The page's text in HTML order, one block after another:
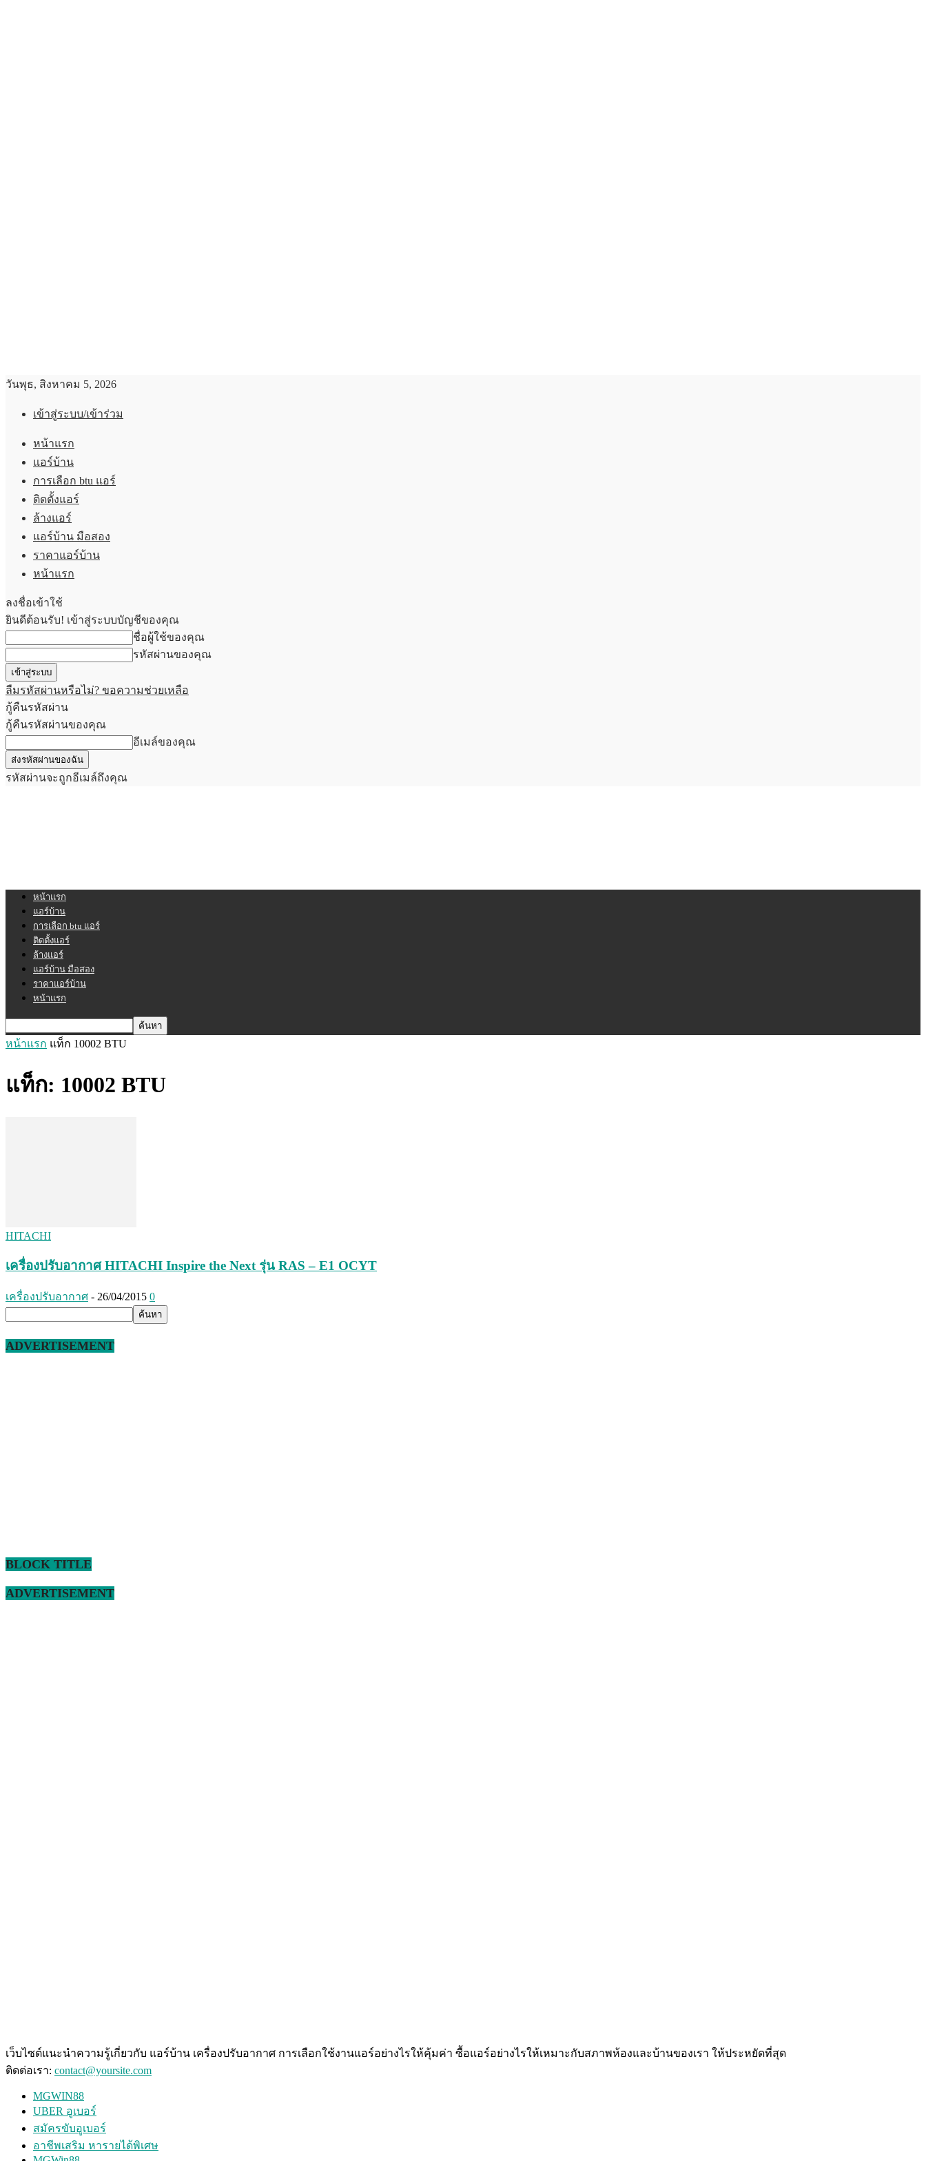
วันพุธ, สิงหาคม 5, 2026
เข้าสู่ระบบ/เข้าร่วม
หน้าแรก
แอร์บ้าน
การเลือก btu แอร์
ติดตั้งแอร์
ล้างแอร์
แอร์บ้าน มือสอง
ราคาแอร์บ้าน
หน้าแรก
ลงชื่อเข้าใช้
ยินดีต้อนรับ! เข้าสู่ระบบบัญชีของคุณ
ชื่อผู้ใช้ของคุณ
รหัสผ่านของคุณ
ลืมรหัสผ่านหรือไม่? ขอความช่วยเหลือ
กู้คืนรหัสผ่าน
กู้คืนรหัสผ่านของคุณ
อีเมล์ของคุณ
รหัสผ่านจะถูกอีเมล์ถึงคุณ
หน้าแรก
แอร์บ้าน
การเลือก btu แอร์
ติดตั้งแอร์
ล้างแอร์
แอร์บ้าน มือสอง
ราคาแอร์บ้าน
หน้าแรก
หน้าแรก แท็ก 10002 BTU
แท็ก: 10002 BTU
HITACHI
เครื่องปรับอากาศ HITACHI Inspire the Next รุ่น RAS – E1 OCYT
เครื่องปรับอากาศ - 26/04/2015 0
ADVERTISEMENT
BLOCK TITLE
ADVERTISEMENT
เว็บไซต์แนะนำความรู้เกี่ยวกับ แอร์บ้าน เครื่องปรับอากาศ การเลือกใช้งานแอร์อย่างไรให้คุ้มค่า ซื้อแอร์อย่างไรให้เหมาะกับสภาพห้องและบ้านของเรา ให้ประหยัดที่สุด
ติดต่อเรา: contact@yoursite.com
MGWIN88
UBER อูเบอร์
สมัครขับอูเบอร์
อาชีพเสริม หารายได้พิเศษ